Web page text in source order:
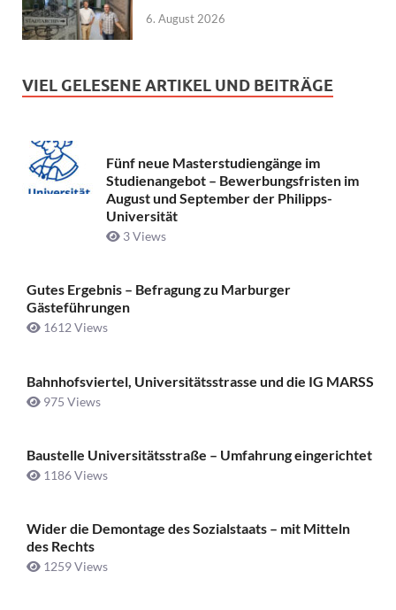
6. August 2026
VIEL GELESENE ARTIKEL UND BEITRÄGE
Fünf neue Masterstudiengänge im
Studienangebot – Bewerbungsfristen im
August und September der Philipps-
Universität
3 Views
Gutes Ergebnis – Befragung zu Marburger
Gästeführungen
1612 Views
Bahnhofsviertel, Universitätsstrasse und die IG MARSS
975 Views
Baustelle Universitätsstraße ­– Umfahrung eingerichtet
1186 Views
Wider die Demontage des Sozialstaats – mit Mitteln
des Rechts
1259 Views